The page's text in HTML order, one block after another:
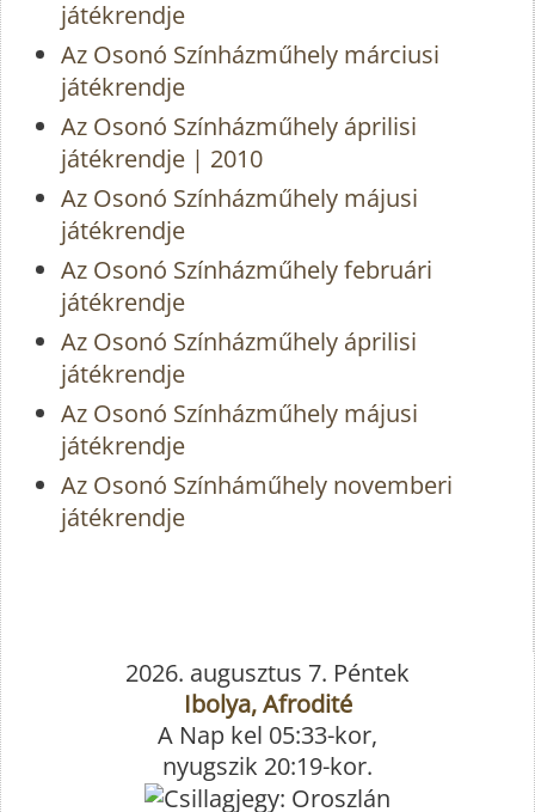
játékrendje
Az Osonó Színházműhely márciusi
játékrendje
Az Osonó Színházműhely áprilisi
játékrendje | 2010
Az Osonó Színházműhely májusi
játékrendje
Az Osonó Színházműhely februári
játékrendje
Az Osonó Színházműhely áprilisi
játékrendje
Az Osonó Színházműhely májusi
játékrendje
Az Osonó Színháműhely novemberi
játékrendje
2026. augusztus 7. Péntek
Ibolya, Afrodité
A Nap kel 05:33-kor,
nyugszik 20:19-kor.